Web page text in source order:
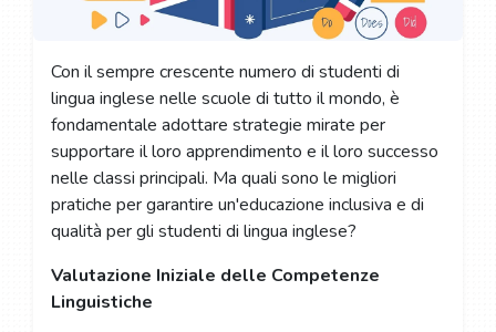
Con il sempre crescente numero di studenti di
lingua inglese nelle scuole di tutto il mondo, è
fondamentale adottare strategie mirate per
supportare il loro apprendimento e il loro successo
nelle classi principali. Ma quali sono le migliori
pratiche per garantire un'educazione inclusiva e di
qualità per gli studenti di lingua inglese?
Valutazione Iniziale delle Competenze
Linguistiche